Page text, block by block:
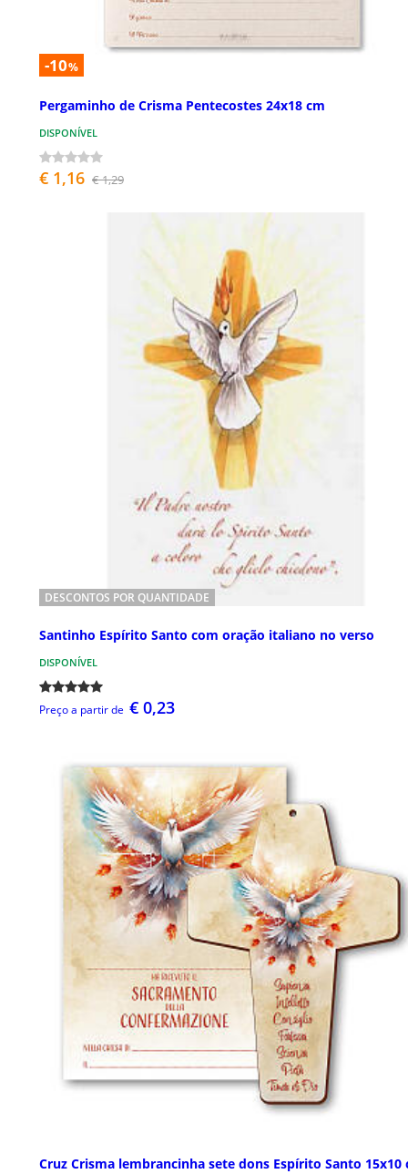
-10%
Pergaminho de Crisma Pentecostes 24x18 cm
DISPONÍVEL
€ 1,16 € 1,29
DESCONTOS POR QUANTIDADE
Santinho Espírito Santo com oração italiano no verso
DISPONÍVEL
Preço a partir de € 0,23
Cruz Crisma lembrancinha sete dons Espírito Santo 15x10